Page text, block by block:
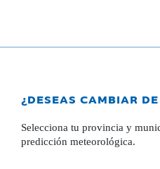
¿DESEAS CAMBIAR
Selecciona tu provincia y
predicción meteorológica.